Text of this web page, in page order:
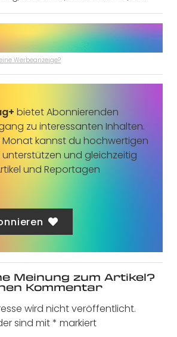
Werbeanzeige?
bietet Abonnierenden
zu interessanten Inhalten.
Monat kannst du hochwertigen
unterstützen und gleichzeitig
und Reportagen
Meinung zum Artikel?
Kommentar
wird nicht veröffentlicht.
sind mit* markiert